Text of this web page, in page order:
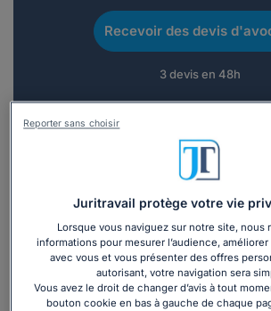
Recevoir des devis
3 devis en 48h
Vous souhaitez une
téléphone ?
Consulter
ou appelez le01 75 75 42 33(8h à
Juritravail protège votre vie
Lorsque vous naviguez sur notre site, nous
informations pour mesurer l’audience,
avec vous et vous présenter des offres
autorisant, votre navigation sera
Vous avez le droit de changer d’avis à tout
bouton cookie en bas à gauche de chaque
Reporter sans choisir